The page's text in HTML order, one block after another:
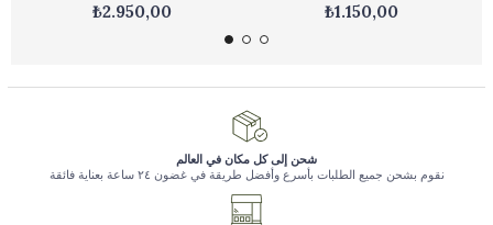
₺2.950,00 ₺1.150,00
شحن إلى كل مكان في العالم
نقوم بشحن جميع الطلبات بأسرع وأفضل طريقة في غضون ٢٤ ساعة بعناية فائقة